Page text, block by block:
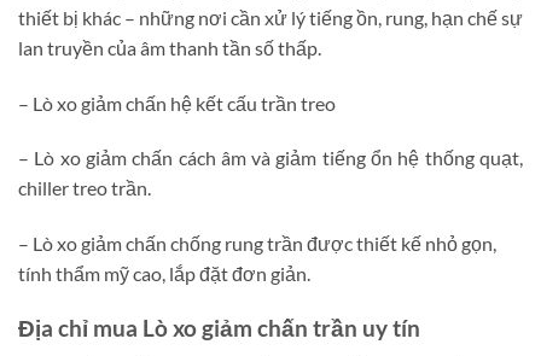
thiết bị khác – những nơi cần xử lý tiếng ồn, rung, hạn chế sự
lan truyền của âm thanh tần số thấp.
– Lò xo giảm chấn hệ kết cấu trần treo
– Lò xo giảm chấn cách âm và giảm tiếng ổn hệ thống quạt,
chiller treo trần.
– Lò xo giảm chấn chống rung trần được thiết kế nhỏ gọn,
tính thẩm mỹ cao, lắp đặt đơn giản.
Địa chỉ mua Lò xo giảm chấn trần uy tín